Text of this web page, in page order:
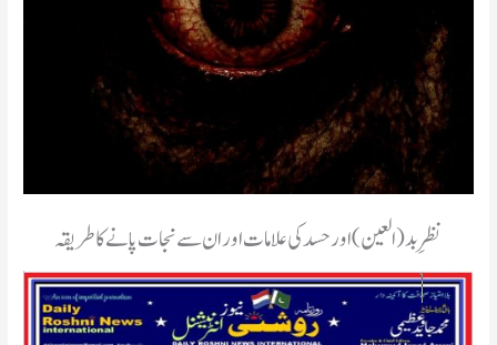
نظرِ بد (العین) اور حسد کی علامات اور ان سے نجات پانے کا طریقہ